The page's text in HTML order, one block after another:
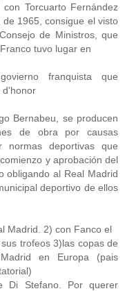
Torcuarto Fernández
1965, consigue el visto
de Ministros, que
tuvo lugar en
franquista que
d'honor
Bernabeu, se producen
de obra por causas
normas deportivas que
y aprobación del
obligando al Real Madrid
deportivo de ellos
Madrid. 2) con Fanco el
trofeos 3)las copas de
en Europa (pais
Di Stefano. Por querer